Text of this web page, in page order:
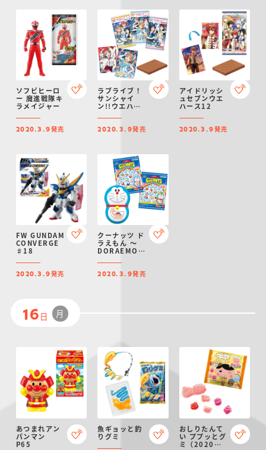
ソフビヒーロ
ー 魔進戦隊キ
ラメイジャー
2020.3.9発売
ラブライブ！
サンシャイ
ン!!ウエハー
2020.3.9発売
アイドリッシ
ュセブンウエ
ハース12
2020.3.9発売
FW GUNDAM
CONVERGE
♯18
2020.3.9発売
クーナッツ ド
ラえもん ～
DORAEMON
40 FILMS～
2020.3.9発売
16 日 月
あつまれアン
パンマン
P65
魚ギョッと釣
りグミ
おしりたんて
い ププッとグ
ミ（2020年